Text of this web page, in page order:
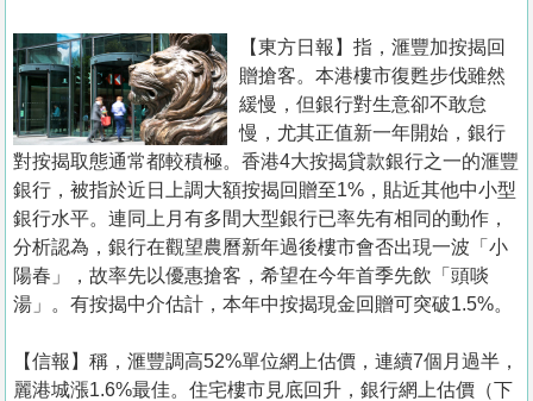
置
業
手
冊
關
於
我
們
【東方日報】指，滙豐加按揭回
贈搶客。本港樓市復甦步伐雖然
緩慢，但銀行對生意卻不敢怠
慢，尤其正值新一年開始，銀行
對按揭取態通常都較積極。香港4大按揭貸款銀行之一的滙豐
銀行，被指於近日上調大額按揭回贈至1%，貼近其他中小型
銀行水平。連同上月有多間大型銀行已率先有相同的動作，
分析認為，銀行在觀望農曆新年過後樓市會否出現一波「小
陽春」，故率先以優惠搶客，希望在今年首季先飲「頭啖
湯」。有按揭中介估計，本年中按揭現金回贈可突破1.5%。
【信報】稱，滙豐調高52%單位網上估價，連續7個月過半，
麗港城漲1.6%最佳。住宅樓市見底回升，銀行網上估價（下